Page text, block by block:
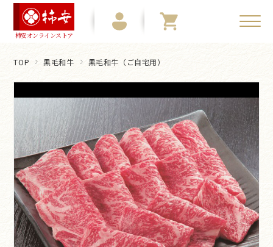
柿安オンラインストア
TOP 黒毛和牛 黒毛和牛（ご自宅用）